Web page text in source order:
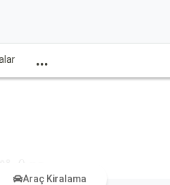
...
AraAraç Kiralama